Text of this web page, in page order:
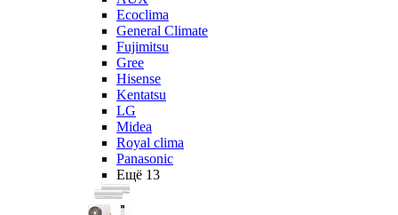
Ecoclima
General Climate
Fujimitsu
Gree
Hisense
Kentatsu
LG
Midea
Royal clima
Panasonic
Ещё 13